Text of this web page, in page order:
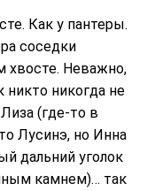
Как у пантеры.
соседки
хвосте. Неважно,
никогда не
(где-то в
Лусинэ, но Инна
дальний уголок
камнем)… так